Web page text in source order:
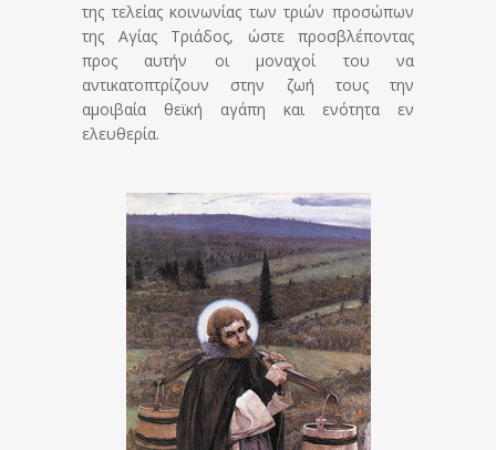
της τελείας κοινωνίας των τριών προσώπων
της Αγίας Τριάδος, ώστε προσβλέποντας
προς αυτήν οι μοναχοί του να
αντικατοπτρίζουν στην ζωή τους την
αμοιβαία θεϊκή αγάπη και ενότητα εν
ελευθερία.